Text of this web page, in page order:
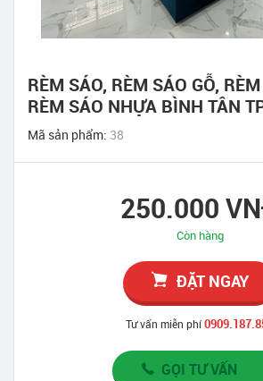
RÈM SÁO, RÈM SÁO GỖ,
RÈM SÁO NHỰA BÌNH TÂN
Mã sản phẩm: 38
250.000
Còn hàng
ĐẶT NGAY
Tư vấn miễn phí
GỌI TƯ VẤN